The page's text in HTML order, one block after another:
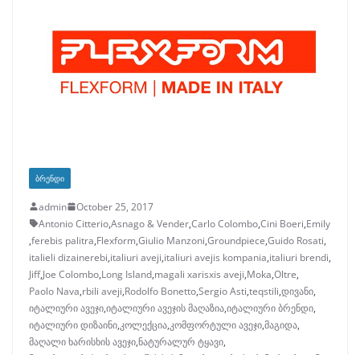
ᲑᲠᲔᲜᲓᲘ
admin
October 25, 2017
Antonio Citterio,Asnago & Vender,Carlo Colombo,Cini Boeri,Emily
,ferebis palitra,Flexform,Giulio Manzoni,Groundpiece,Guido Rosati,
italieli dizainerebi,italiuri aveji,italiuri avejis kompania,italiuri brendi,
Jiff,Joe Colombo,Long Island,magali xarisxis aveji,Moka,Oltre,
Paolo Nava,rbili aveji,Rodolfo Bonetto,Sergio Asti,teqstili,დივანი,
იტალიური ავეჯი,იტალიური ავეჯის მაღაზია,იტალიური ბრენდი,
იტალიური დიზაინი,კოლექცია,კომფორტული ავეჯი,მაგიდა,
მაღალი ხარისხის ავეჯი,ნატურალურ ტყავი,